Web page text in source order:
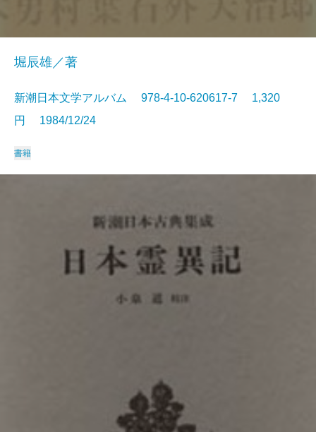
堀辰雄／著
新潮日本文学アルバム 978-4-10-620617-7 1,320
円 1984/12/24
書籍